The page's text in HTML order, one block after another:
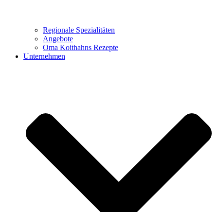
Regionale Spezialitäten
Angebote
Oma Koithahns Rezepte
Unternehmen